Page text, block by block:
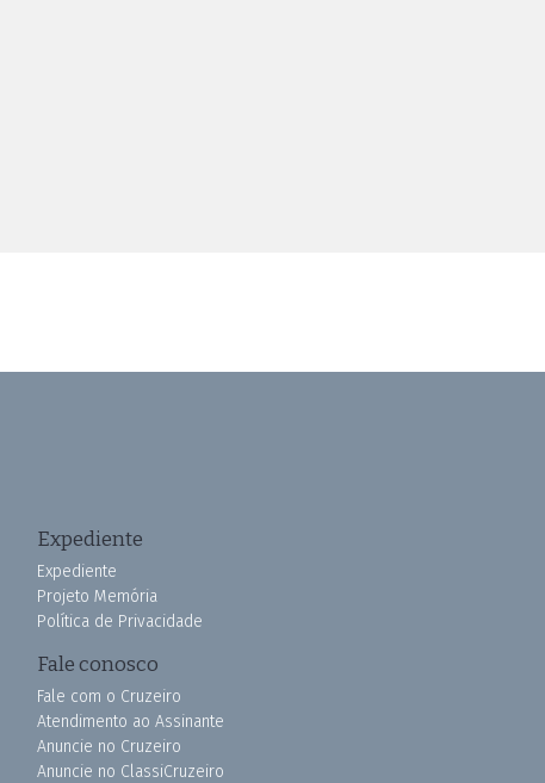
Expediente
Expediente
Projeto Memória
Política de Privacidade
Fale conosco
Fale com o Cruzeiro
Atendimento ao Assinante
Anuncie no Cruzeiro
Anuncie no ClassiCruzeiro